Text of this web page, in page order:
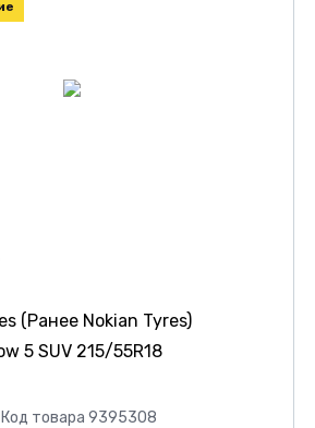
(Ранее Nokian Tyres)
5 SUV 215/55R18
Код товара 9395308